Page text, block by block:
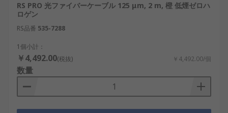
RS PRO 光ファイバーケーブル 125 μm, 2 m, 橙 低煙ゼロハ
ロゲン
RS品番 535-7288
1個小計：
￥4,492.00(税抜) ￥4,492.00/個
数量